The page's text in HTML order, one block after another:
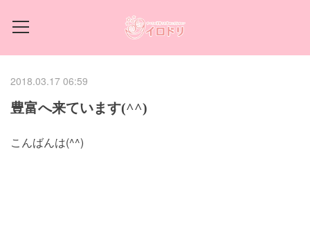
2018.03.17 06:59
豊富へ来ています(^^)
こんばんは(^^)